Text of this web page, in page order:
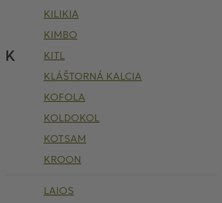
K
KILIKIA
KIMBO
KITL
KLÁŠTORNÁ KALCIA
KOFOLA
KOLDOKOL
KOTSAM
KROON
LAIOS